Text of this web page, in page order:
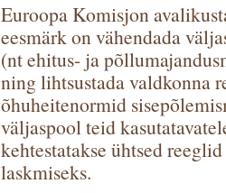
Euroopa Komisjon
eesmärk on vähendada
(nt ehitus- ja
ning lihtsustada valdkonna
õhuheitenormid
väljaspool teid
kehtestatakse ühtsed
laskmiseks.